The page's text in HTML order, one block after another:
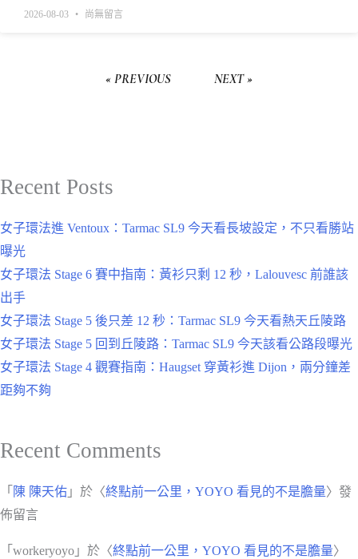
2026-08-03 尚無留言
« PREVIOUS NEXT »
Recent Posts
女子環法進 Ventoux：Tarmac SL9 今天看長坡設定，不只看勝站
曝光
女子環法 Stage 6 賽中指南：黃衫只剩 12 秒，Lalouvesc 前誰該
出手
女子環法 Stage 5 後只差 12 秒：Tarmac SL9 今天看熱天丘陵路
女子環法 Stage 5 回到丘陵路：Tarmac SL9 今天該看公路段曝光
女子環法 Stage 4 觀賽指南：Haugset 穿黃衫進 Dijon，兩分鐘差
距夠不夠
Recent Comments
「 陳 陳天佑 」於〈終點前一公里，YOYO 看見的不是膽量〉發
佈留言
「 workeryoyo 」於〈終點前一公里，YOYO 看見的不是膽量〉